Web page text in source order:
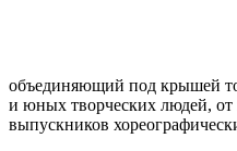
объединяющий под крышей
и юных творческих людей, от
выпускников